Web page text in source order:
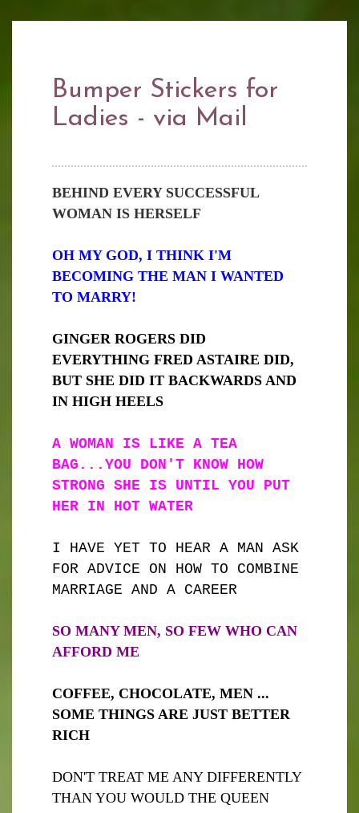
Bumper Stickers for
Ladies - via Mail
BEHIND EVERY SUCCESSFUL
WOMAN IS HERSELF
OH MY GOD, I THINK I'M
BECOMING THE MAN I WANTED
TO MARRY!
GINGER ROGERS DID
EVERYTHING FRED ASTAIRE DID,
BUT SHE DID IT BACKWARDS AND
IN HIGH HEELS
A WOMAN IS LIKE A TEA
BAG...YOU DON'T KNOW HOW
STRONG SHE IS UNTIL YOU PUT
HER IN HOT WATER
I HAVE YET TO HEAR A MAN ASK
FOR ADVICE ON HOW TO COMBINE
MARRIAGE AND A CAREER
SO MANY MEN, SO FEW WHO CAN
AFFORD ME
COFFEE, CHOCOLATE, MEN ...
SOME THINGS ARE JUST BETTER
RICH
DON'T TREAT ME ANY DIFFERENTLY
THAN YOU WOULD THE QUEEN